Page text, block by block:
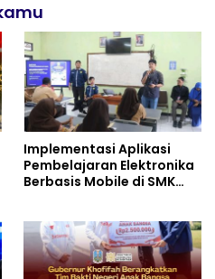
Implementasi Aplikasi
Pembelajaran Elektronika
Berbasis Mobile di SMK
dan Inovasi Pembelajaran